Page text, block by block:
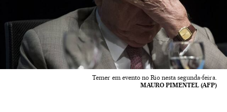
Temer em evento no Rio nesta segunda-feira.
MAURO PIMENTEL (AFP)